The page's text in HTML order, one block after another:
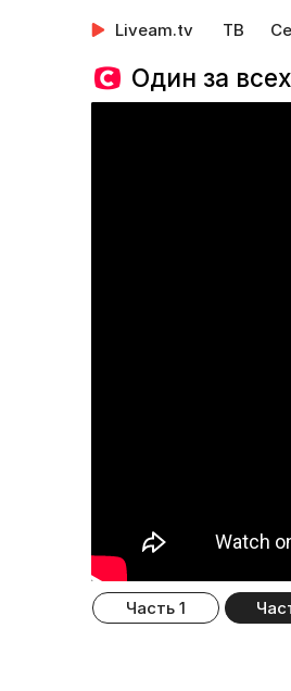
Liveam.tv ТВ
Один за всех
Часть 1